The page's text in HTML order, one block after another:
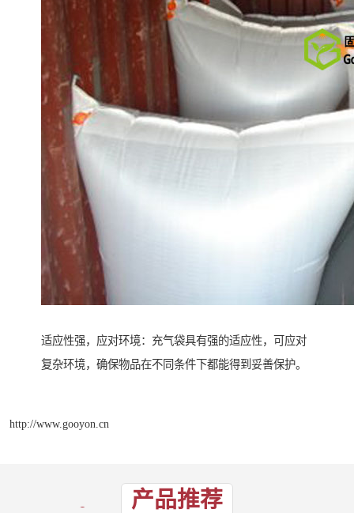
适应性强，应对环境：充气袋具有强的适应性，可应对
复杂环境，确保物品在不同条件下都能得到妥善保护。
http://www.gooyon.cn
产品推荐